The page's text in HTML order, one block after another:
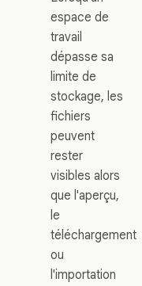
espace de
travail
dépasse sa
limite de
stockage, les
fichiers
peuvent
rester
visibles alors
que l'aperçu,
le
téléchargement
ou
l'importation